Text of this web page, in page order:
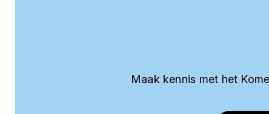
Maak kennis met het